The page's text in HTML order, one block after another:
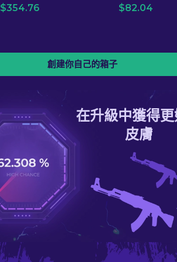
$354.76 $82.04
創建你自己的箱子
在升級中獲得
皮膚